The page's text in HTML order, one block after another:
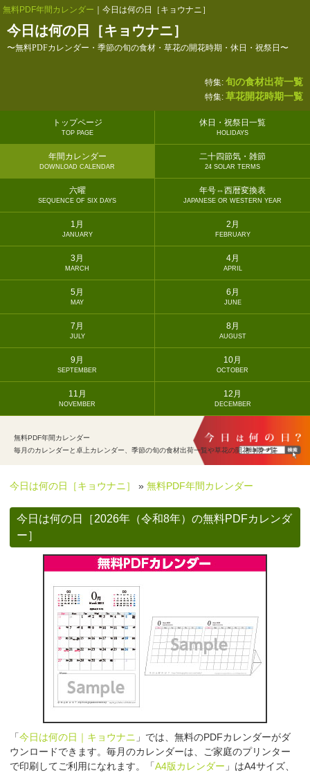
無料PDF年間カレンダー ｜今日は何の日［キョウナニ］
今日は何の日［キョウナニ］
〜無料PDFカレンダー・季節の旬の食材・草花の開花時期・休日・祝祭日〜
特集: 旬の食材出荷一覧
特集: 草花開花時期一覧
トップページ
TOP PAGE
休日・祝祭日一覧
HOLIDAYS
年間カレンダー
DOWNLOAD CALENDAR
二十四節気・雑節
24 SOLAR TERMS
六曜
SEQUENCE OF SIX DAYS
年号⇔西暦変換表
JAPANESE OR WESTERN YEAR
1月
JANUARY
2月
FEBRUARY
3月
MARCH
4月
APRIL
5月
MAY
6月
JUNE
7月
JULY
8月
AUGUST
9月
SEPTEMBER
10月
OCTOBER
11月
NOVEMBER
12月
DECEMBER
無料PDF年間カレンダー
毎月のカレンダーと卓上カレンダー、季節の旬の食材出荷一覧や草花の開花時期一覧
今日は何の日［キョウナニ］ »無料PDF年間カレンダー
今日は何の日［2026年（令和8年）の無料PDFカレンダ
ー］
「今日は何の日｜キョウナニ 」では、無料のPDFカレンダーがダ
ウンロードできます。毎月のカレンダーは、ご家庭のプリンター
で印刷してご利用になれます。「A4版カレンダー 」はA4サイズ、